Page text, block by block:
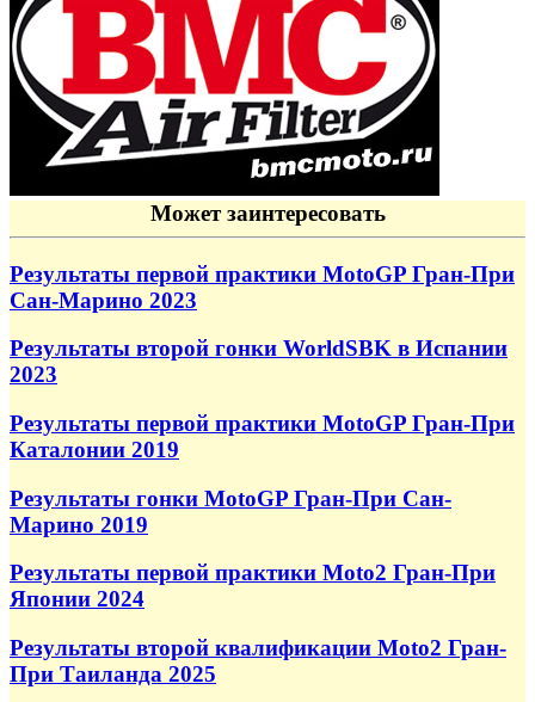
Может заинтересовать
Результаты первой практики MotoGP Гран-При
Сан-Марино 2023
Результаты второй гонки WorldSBK в Испании
2023
Результаты первой практики MotoGP Гран-При
Каталонии 2019
Результаты гонки MotoGP Гран-При Сан-
Марино 2019
Результаты первой практики Moto2 Гран-При
Японии 2024
Результаты второй квалификации Moto2 Гран-
При Таиланда 2025